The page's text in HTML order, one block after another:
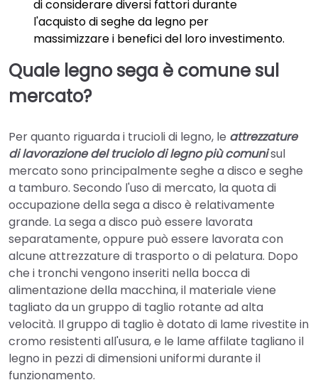
di considerare diversi fattori durante
l'acquisto di seghe da legno per
massimizzare i benefici del loro investimento.
Quale legnosega è comune sul
mercato?
Per quanto riguarda i trucioli di legno, le attrezzature
di lavorazione del truciolo di legno più comunisul
mercato sono principalmente seghe a disco e seghe
a tamburo. Secondo l'uso di mercato, la quota di
occupazione della sega a disco è relativamente
grande. La sega a disco può essere lavorata
separatamente, oppure può essere lavorata con
alcune attrezzature di trasporto o di pelatura. Dopo
che i tronchi vengono inseriti nella bocca di
alimentazione della macchina, il materiale viene
tagliato da un gruppo di taglio rotante ad alta
velocità. Il gruppo di taglio è dotato di lame rivestite in
cromo resistenti all'usura, e le lame affilate tagliano il
legno in pezzi di dimensioni uniformi durante il
funzionamento.